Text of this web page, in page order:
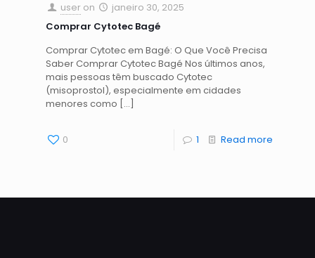
user on
janeiro 30, 2025
Comprar Cytotec Bagé
Comprar Cytotec em Bagé: O Que Você Precisa
Saber Comprar Cytotec Bagé Nos últimos anos,
mais pessoas têm buscado Cytotec
(misoprostol), especialmente em cidades
menores como […]
0 1 Read more